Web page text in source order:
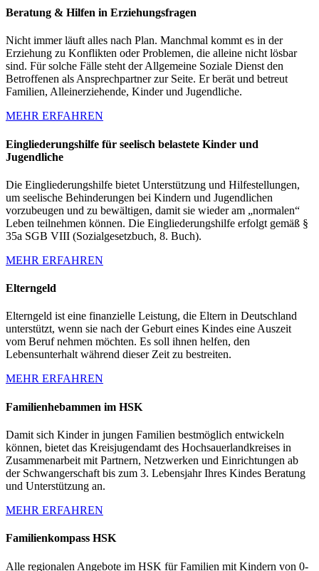
Beratung & Hilfen in Erziehungsfragen
Nicht immer läuft alles nach Plan. Manchmal kommt es in der
Erziehung zu Konflikten oder Problemen, die alleine nicht lösbar
sind. Für solche Fälle steht der Allgemeine Soziale Dienst den
Betroffenen als Ansprechpartner zur Seite. Er berät und betreut
Familien, Alleinerziehende, Kinder und Jugendliche.
MEHR ERFAHREN
Eingliederungshilfe für seelisch belastete Kinder und
Jugendliche
Die Eingliederungshilfe bietet Unterstützung und Hilfestellungen,
um seelische Behinderungen bei Kindern und Jugendlichen
vorzubeugen und zu bewältigen, damit sie wieder am „normalen“
Leben teilnehmen können. Die Eingliederungshilfe erfolgt gemäß §
35a SGB VIII (Sozialgesetzbuch, 8. Buch).
MEHR ERFAHREN
Elterngeld
Elterngeld ist eine finanzielle Leistung, die Eltern in Deutschland
unterstützt, wenn sie nach der Geburt eines Kindes eine Auszeit
vom Beruf nehmen möchten. Es soll ihnen helfen, den
Lebensunterhalt während dieser Zeit zu bestreiten.
MEHR ERFAHREN
Familienhebammen im HSK
Damit sich Kinder in jungen Familien bestmöglich entwickeln
können, bietet das Kreisjugendamt des Hochsauerlandkreises in
Zusammenarbeit mit Partnern, Netzwerken und Einrichtungen ab
der Schwangerschaft bis zum 3. Lebensjahr Ihres Kindes Beratung
und Unterstützung an.
MEHR ERFAHREN
Familienkompass HSK
Alle regionalen Angebote im HSK für Familien mit Kindern von 0-